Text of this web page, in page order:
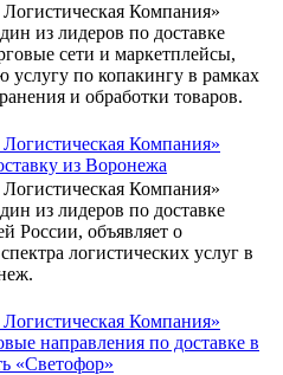
Логистическая Компания»
из лидеров по доставке
сети и маркетплейсы,
услугу по копакингу в рамках
и обработки товаров.
Логистическая Компания»
из Воронежа
Логистическая Компания»
из лидеров по доставке
России, объявляет о
логистических услуг в
Логистическая Компания»
направления по доставке в
«Светофор»